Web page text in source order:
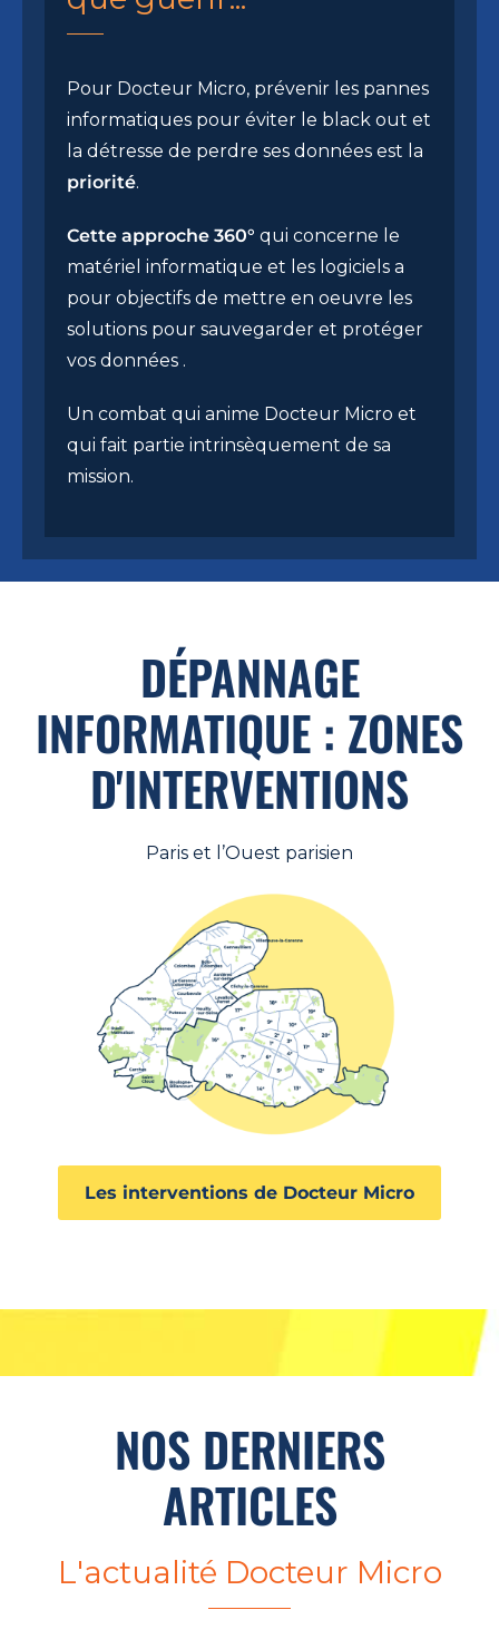
Pour Docteur Micro, prévenir les pannes
informatiques pour éviter le black out et
la détresse de perdre ses données est la
priorité.
Cette approche 360° qui concerne le
matériel informatique et les logiciels a
pour objectifs de mettre en oeuvre les
solutions pour sauvegarder et protéger
vos données .
Un combat qui anime Docteur Micro et
qui fait partie intrinsèquement de sa
mission.
DÉPANNAGE
INFORMATIQUE : ZONES
D'INTERVENTIONS
Paris et l’Ouest parisien
Les interventions de Docteur Micro
NOS DERNIERS
ARTICLES
L'actualité Docteur Micro